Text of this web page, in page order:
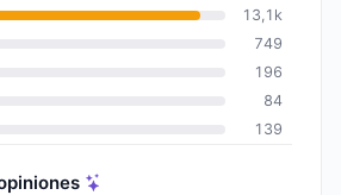
13,1k
749
196
84
139